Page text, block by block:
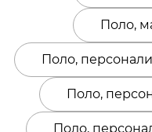
Поло,
Поло,
Поло,
Поло,